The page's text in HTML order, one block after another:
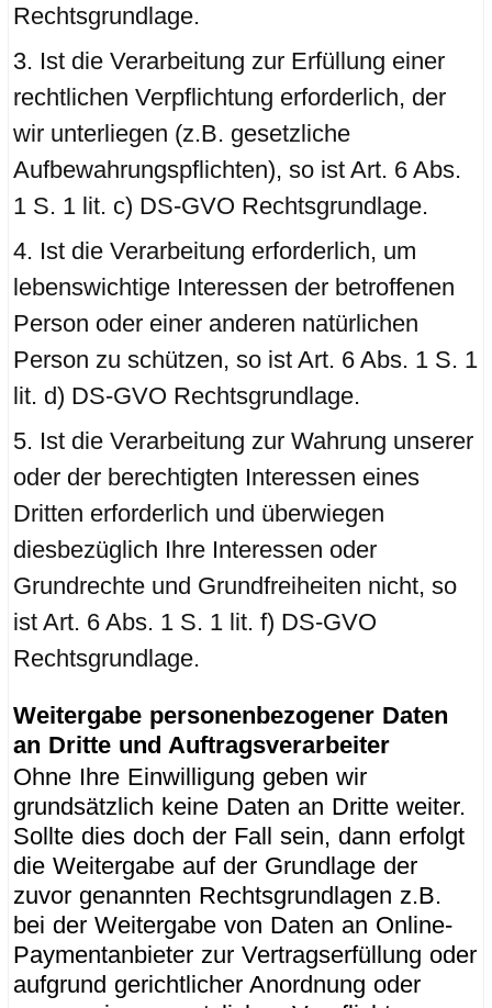
Rechtsgrundlage.
Ist die Verarbeitung zur Erfüllung einer
rechtlichen Verpflichtung erforderlich, der
wir unterliegen (z.B. gesetzliche
Aufbewahrungspflichten), so ist Art. 6 Abs.
1 S. 1 lit. c) DS-GVO Rechtsgrundlage.
Ist die Verarbeitung erforderlich, um
lebenswichtige Interessen der betroffenen
Person oder einer anderen natürlichen
Person zu schützen, so ist Art. 6 Abs. 1 S. 1
lit. d) DS-GVO Rechtsgrundlage.
Ist die Verarbeitung zur Wahrung unserer
oder der berechtigten Interessen eines
Dritten erforderlich und überwiegen
diesbezüglich Ihre Interessen oder
Grundrechte und Grundfreiheiten nicht, so
ist Art. 6 Abs. 1 S. 1 lit. f) DS-GVO
Rechtsgrundlage.
Weitergabe personenbezogener Daten
an Dritte und Auftragsverarbeiter
Ohne Ihre Einwilligung geben wir
grundsätzlich keine Daten an Dritte weiter.
Sollte dies doch der Fall sein, dann erfolgt
die Weitergabe auf der Grundlage der
zuvor genannten Rechtsgrundlagen z.B.
bei der Weitergabe von Daten an Online-
Paymentanbieter zur Vertragserfüllung oder
aufgrund gerichtlicher Anordnung oder